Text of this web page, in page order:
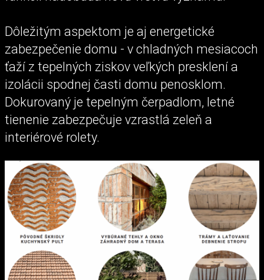
Dôležitým aspektom je aj energetické
zabezpečenie domu - v chladných mesiacoch
ťaží z tepelných ziskov veľkých presklení a
izolácii spodnej časti domu penosklom.
Dokurovaný je tepelným čerpadlom, letné
tienenie zabezpečuje vzrastlá zeleň a
interiérové rolety.